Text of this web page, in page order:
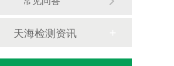
天海检测资讯